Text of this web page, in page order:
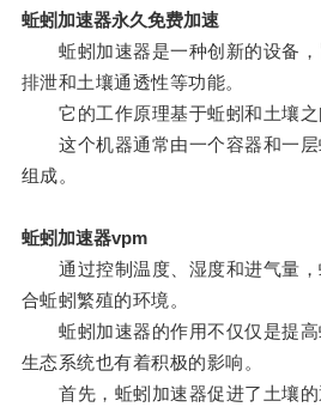
蚯蚓加速器永久免费加速
蚯蚓加速器是一种创新的设备，
排泄和土壤通透性等功能。
它的工作原理基于蚯蚓和土壤之
这个机器通常由一个容器和一层
组成。
蚯蚓加速器vpm
通过控制温度、湿度和进气量，
合蚯蚓繁殖的环境。
蚯蚓加速器的作用不仅仅是提高
生态系统也有着积极的影响。
首先，蚯蚓加速器促进了土壤的